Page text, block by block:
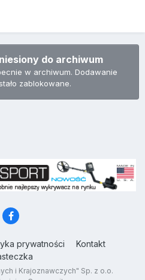
do archiwum
w archiwum. Dodawanie
zablokowane.
prywatności
Kontakt
i Krajoznawczych" Sp. z o.o.